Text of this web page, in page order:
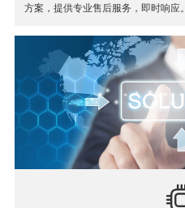
方案，提供专业售后服务，即时响应。